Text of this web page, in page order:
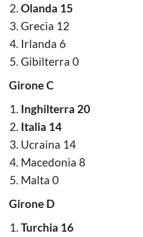
Olanda 15
Grecia 12
Irlanda 6
Gibilterra 0
Girone C
Inghilterra 20
Italia 14
Ucraina 14
Macedonia 8
Malta 0
Girone D
Turchia 16